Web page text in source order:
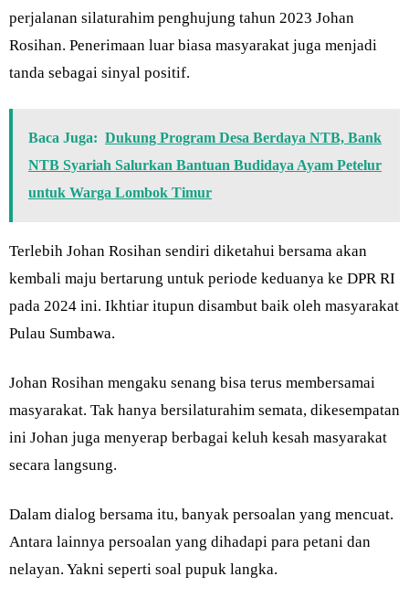
perjalanan silaturahim penghujung tahun 2023 Johan
Rosihan. Penerimaan luar biasa masyarakat juga menjadi
tanda sebagai sinyal positif.
Baca Juga: Dukung Program Desa Berdaya NTB, Bank
NTB Syariah Salurkan Bantuan Budidaya Ayam Petelur
untuk Warga Lombok Timur
Terlebih Johan Rosihan sendiri diketahui bersama akan
kembali maju bertarung untuk periode keduanya ke DPR RI
pada 2024 ini. Ikhtiar itupun disambut baik oleh masyarakat
Pulau Sumbawa.
Johan Rosihan mengaku senang bisa terus membersamai
masyarakat. Tak hanya bersilaturahim semata, dikesempatan
ini Johan juga menyerap berbagai keluh kesah masyarakat
secara langsung.
Dalam dialog bersama itu, banyak persoalan yang mencuat.
Antara lainnya persoalan yang dihadapi para petani dan
nelayan. Yakni seperti soal pupuk langka.